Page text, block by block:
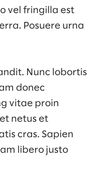
vel fringilla est
Posuere urna
Nunc lobortis
donec
vitae proin
netus et
cras. Sapien
libero justo